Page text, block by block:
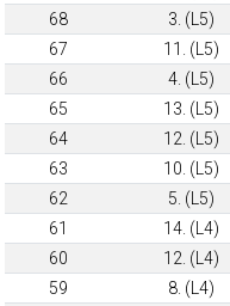
68
3. (L5)
67
11. (L5)
66
4. (L5)
65
13. (L5)
64
12. (L5)
63
10. (L5)
62
5. (L5)
61
14. (L4)
60
12. (L4)
59
8. (L4)